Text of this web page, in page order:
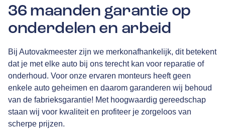
36 maanden garantie op
onderdelen en arbeid
Bij Autovakmeester zijn we merkonafhankelijk, dit betekent
dat je met elke auto bij ons terecht kan voor reparatie of
onderhoud. Voor onze ervaren monteurs heeft geen
enkele auto geheimen en daarom garanderen wij behoud
van de fabrieksgarantie! Met hoogwaardig gereedschap
staan wij voor kwaliteit en profiteer je zorgeloos van
scherpe prijzen.